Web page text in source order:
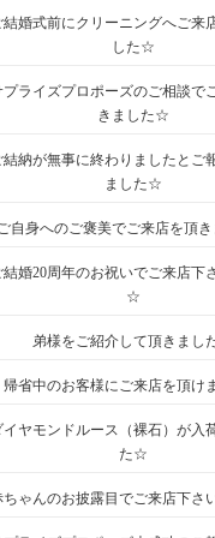
結婚式前にクリーニングへご来
した☆
プライズプロポーズのご相談で
きました☆
結納が無事に終わりましたとご
ました☆
自身へのご褒美でご来店を頂
結婚20周年のお祝いでご来店下
☆
弟様をご紹介して頂きまし
帰省中のお客様にご来店を頂け
イヤモンドルース（裸石）が入
た☆
ちゃんのお披露目でご来店下さ